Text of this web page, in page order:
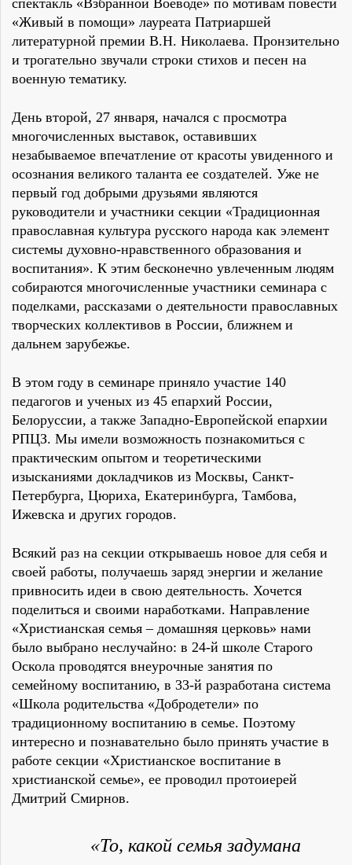
«Живый в помощи» лауреата Патриаршей
литературной премии В.Н. Николаева. Пронзительно
и трогательно звучали строки стихов и песен на
военную тематику.
День второй, 27 января, начался с просмотра
многочисленных выставок, оставивших
незабываемое впечатление от красоты увиденного и
осознания великого таланта ее создателей. Уже не
первый год добрыми друзьями являются
руководители и участники секции «Традиционная
православная культура русского народа как элемент
системы духовно-нравственного образования и
воспитания». К этим бесконечно увлеченным людям
собираются многочисленные участники семинара с
поделками, рассказами о деятельности православных
творческих коллективов в России, ближнем и
дальнем зарубежье.
В этом году в семинаре приняло участие 140
педагогов и ученых из 45 епархий России,
Белоруссии, а также Западно-Европейской епархии
РПЦЗ. Мы имели возможность познакомиться с
практическим опытом и теоретическими
изысканиями докладчиков из Москвы, Санкт-
Петербурга, Цюриха, Екатеринбурга, Тамбова,
Ижевска и других городов.
Всякий раз на секции открываешь новое для себя и
своей работы, получаешь заряд энергии и желание
привносить идеи в свою деятельность. Хочется
поделиться и своими наработками. Направление
«Христианская семья – домашняя церковь» нами
было выбрано неслучайно: в 24-й школе Старого
Оскола проводятся внеурочные занятия по
семейному воспитанию, в 33-й разработана система
«Школа родительства «Добродетели» по
традиционному воспитанию в семье. Поэтому
интересно и познавательно было принять участие в
работе секции «Христианское воспитание в
христианской семье», ее проводил протоиерей
Дмитрий Смирнов.
«То, какой семья задумана